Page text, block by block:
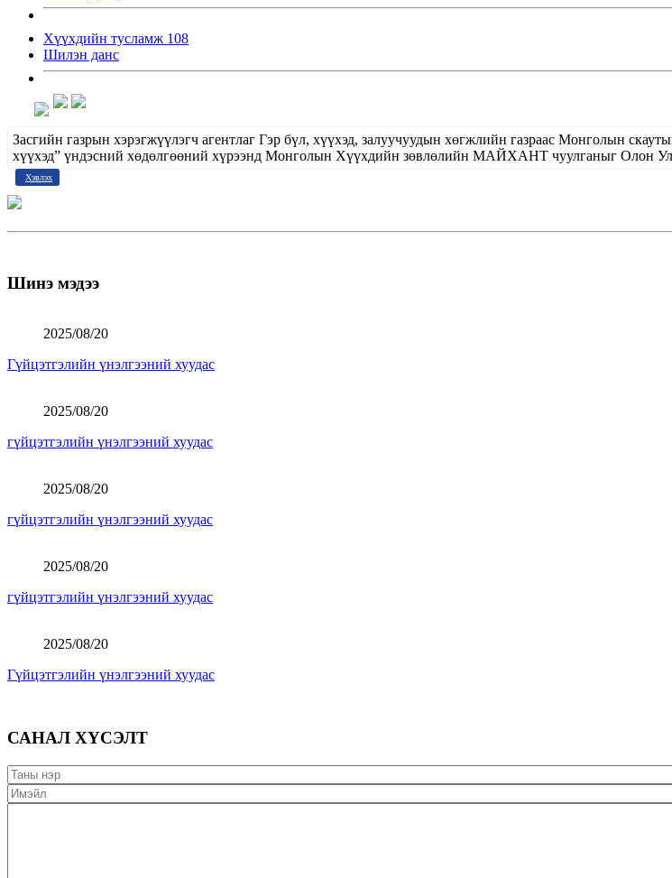
Хүүхдийн тусламж 108
Шилэн данс
Засгийн газрын хэрэгжүүлэгч агентлаг Гэр бүл, хүүхэд, залуучуудын хөгжлийн газраас Монголын
хүүхэд” үндэсний хөдөлгөөний хүрээнд Монголын Хүүхдийн зөвлөлийн МАЙХАНТ чуулганыг Олон
Хэвлэх
Шинэ мэдээ
2025/08/20
Гүйцэтгэлийн үнэлгээний хуудас
2025/08/20
гүйцэтгэлийн үнэлгээний хуудас
2025/08/20
гүйцэтгэлийн үнэлгээний хуудас
2025/08/20
гүйцэтгэлийн үнэлгээний хуудас
2025/08/20
Гүйцэтгэлийн үнэлгээний хуудас
САНАЛ ХҮСЭЛТ